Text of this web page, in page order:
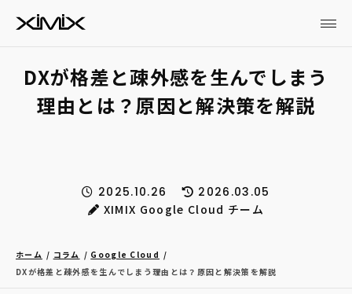
DXが格差と疎外感を生んでしまう
理由とは？原因と解決策を解説
2025.10.26
2026.03.05
XIMIX Google Cloud チーム
ホーム コラム
Google Cloud
DXが格差と疎外感を生んでしまう理由とは？原因と解決策を解説